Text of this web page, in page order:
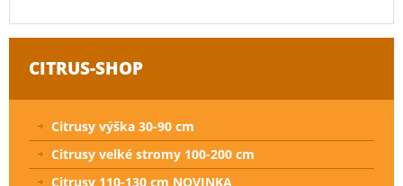
CITRUS-SHOP
Citrusy výška 30-90 cm
Citrusy velké stromy 100-200 cm
Citrusy 110-130 cm NOVINKA